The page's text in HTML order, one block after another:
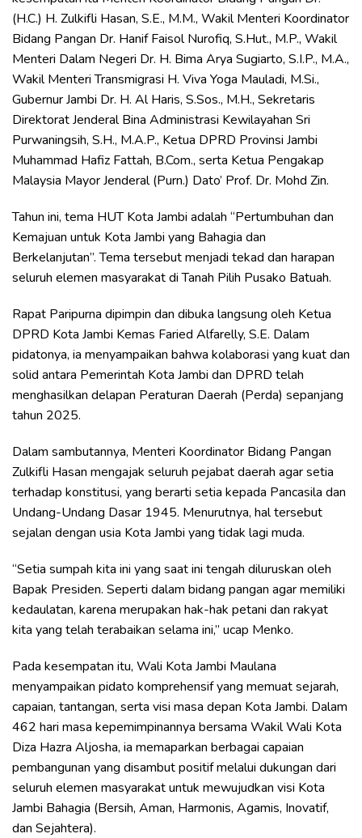
(H.C.) H. Zulkifli Hasan, S.E., M.M., Wakil Menteri Koordinator
Bidang Pangan Dr. Hanif Faisol Nurofiq, S.Hut., M.P., Wakil
Menteri Dalam Negeri Dr. H. Bima Arya Sugiarto, S.I.P., M.A.,
Wakil Menteri Transmigrasi H. Viva Yoga Mauladi, M.Si.,
Gubernur Jambi Dr. H. Al Haris, S.Sos., M.H., Sekretaris
Direktorat Jenderal Bina Administrasi Kewilayahan Sri
Purwaningsih, S.H., M.A.P., Ketua DPRD Provinsi Jambi
Muhammad Hafiz Fattah, B.Com., serta Ketua Pengakap
Malaysia Mayor Jenderal (Purn.) Dato’ Prof. Dr. Mohd Zin.
Tahun ini, tema HUT Kota Jambi adalah “Pertumbuhan dan
Kemajuan untuk Kota Jambi yang Bahagia dan
Berkelanjutan”. Tema tersebut menjadi tekad dan harapan
seluruh elemen masyarakat di Tanah Pilih Pusako Batuah.
Rapat Paripurna dipimpin dan dibuka langsung oleh Ketua
DPRD Kota Jambi Kemas Faried Alfarelly, S.E. Dalam
pidatonya, ia menyampaikan bahwa kolaborasi yang kuat dan
solid antara Pemerintah Kota Jambi dan DPRD telah
menghasilkan delapan Peraturan Daerah (Perda) sepanjang
tahun 2025.
Dalam sambutannya, Menteri Koordinator Bidang Pangan
Zulkifli Hasan mengajak seluruh pejabat daerah agar setia
terhadap konstitusi, yang berarti setia kepada Pancasila dan
Undang-Undang Dasar 1945. Menurutnya, hal tersebut
sejalan dengan usia Kota Jambi yang tidak lagi muda.
“Setia sumpah kita ini yang saat ini tengah diluruskan oleh
Bapak Presiden. Seperti dalam bidang pangan agar memiliki
kedaulatan, karena merupakan hak-hak petani dan rakyat
kita yang telah terabaikan selama ini,” ucap Menko.
Pada kesempatan itu, Wali Kota Jambi Maulana
menyampaikan pidato komprehensif yang memuat sejarah,
capaian, tantangan, serta visi masa depan Kota Jambi. Dalam
462 hari masa kepemimpinannya bersama Wakil Wali Kota
Diza Hazra Aljosha, ia memaparkan berbagai capaian
pembangunan yang disambut positif melalui dukungan dari
seluruh elemen masyarakat untuk mewujudkan visi Kota
Jambi Bahagia (Bersih, Aman, Harmonis, Agamis, Inovatif,
dan Sejahtera).